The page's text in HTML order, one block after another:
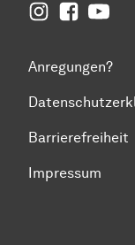
InstagramFacebook
Anregungen?
Barrierefreiheit
Impressum